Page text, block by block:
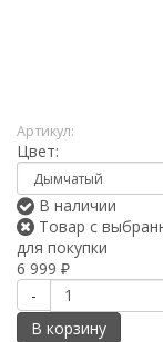
Артикул:
Цвет:
В наличии
Товар с
для покупки
6 999 ₽
-
В корзину